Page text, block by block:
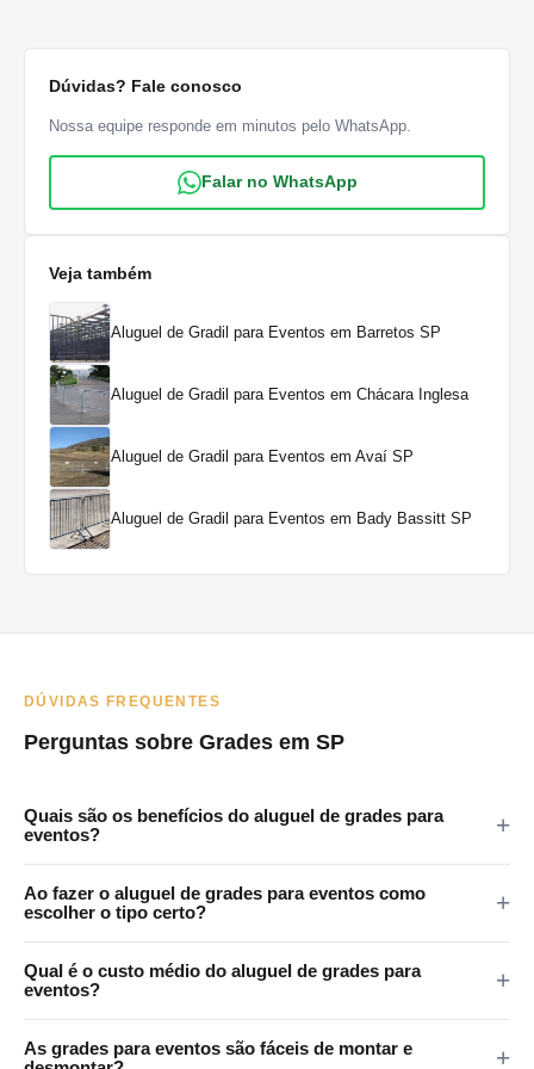
Dúvidas? Fale conosco
Nossa equipe responde em minutos pelo WhatsApp.
Falar no WhatsApp
Veja também
Aluguel de Gradil para Eventos em Barretos SP
Aluguel de Gradil para Eventos em Chácara Inglesa
Aluguel de Gradil para Eventos em Avaí SP
Aluguel de Gradil para Eventos em Bady Bassitt SP
DÚVIDAS FREQUENTES
Perguntas sobre Grades em SP
Quais são os benefícios do aluguel de grades para
eventos?
segurança ao controlar o acesso a áreas restritas, ajudam na
orientação dos participantes para áreas como banheiros e
pontos de alimentação.
Ao fazer o aluguel de grades para eventos como
escolher o tipo certo?
tamanho e o tipo do evento, a expectativa de público, as áreas
Empresas especializadas podem oferecer consultoria sobre o
Qual é o custo médio do aluguel de grades para
eventos?
quantidade necessária, a duração do aluguel e a localização do
As grades para eventos são fáceis de montar e